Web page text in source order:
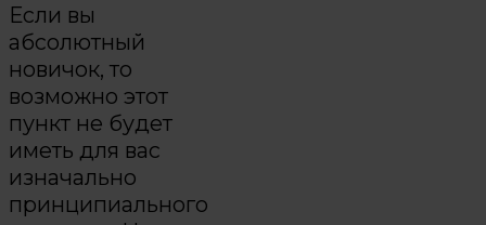
Если вы
абсолютный
новичок, то
возможно этот
пункт не будет
иметь для вас
изначально
принципиального